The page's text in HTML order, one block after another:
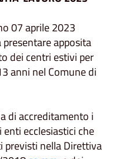
07 aprile 2023
apposita
dei centri estivi per
anni nel Comune di
di accreditamento i
ecclesiastici che
previsti nella Direttiva